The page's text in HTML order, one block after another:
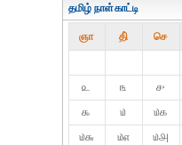
தமிழ் நாள்காட்டி
ஞா தி் செ
௨
௩ ௪
௯
௰ ௰௧
௰௬
௰௭ ௰௮